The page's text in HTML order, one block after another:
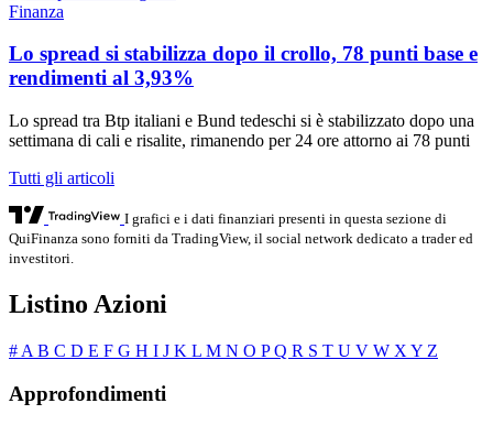
Finanza
Lo spread si stabilizza dopo il crollo, 78 punti base e
rendimenti al 3,93%
Lo spread tra Btp italiani e Bund tedeschi si è stabilizzato dopo una
settimana di cali e risalite, rimanendo per 24 ore attorno ai 78 punti
Tutti gli articoli
I grafici e i dati finanziari presenti in questa sezione di
QuiFinanza sono forniti da TradingView, il social network dedicato a trader ed
investitori.
Listino Azioni
# A B C D E F G H I J K L M N O PQ R S T U V W X Y Z
Approfondimenti